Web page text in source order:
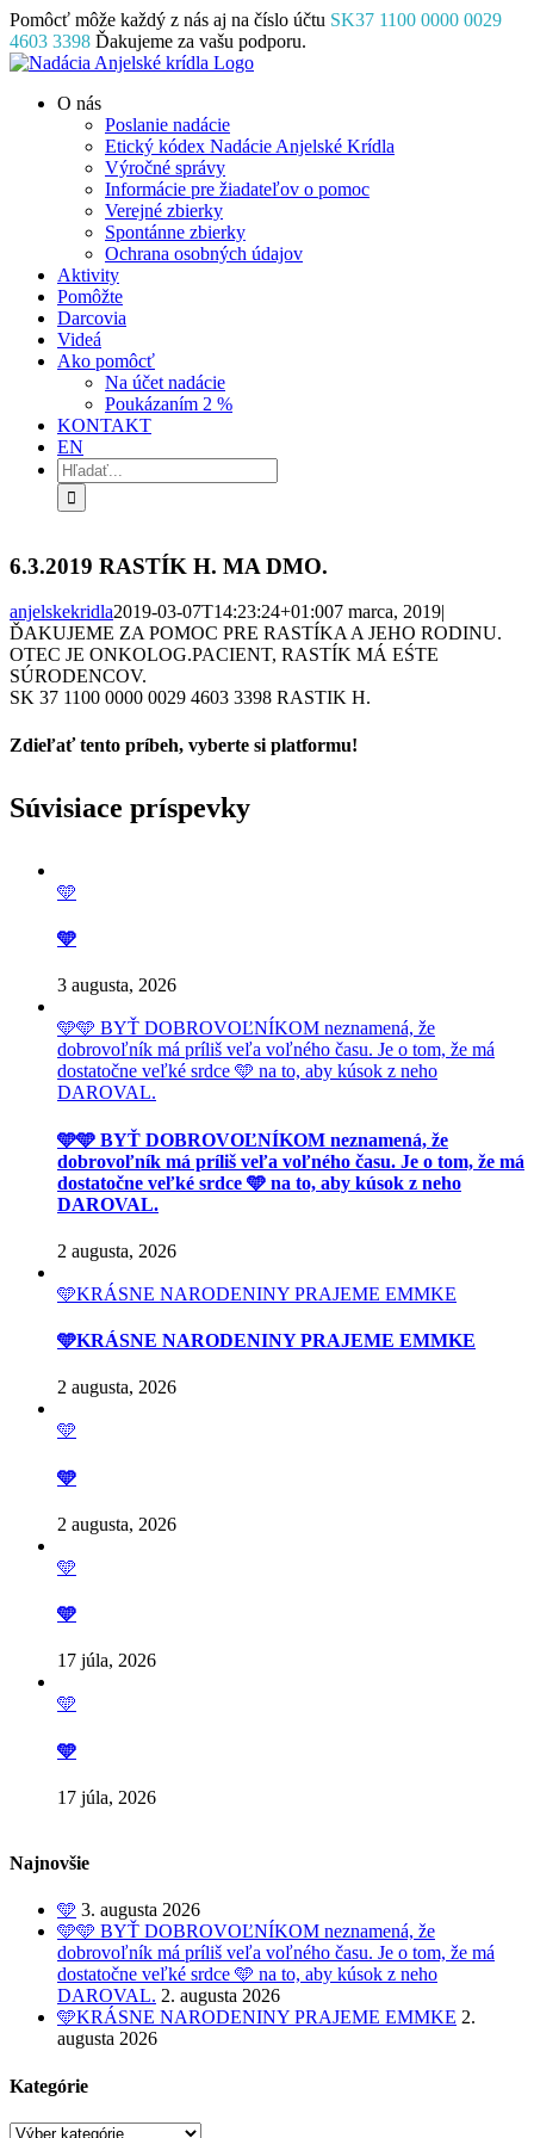
Skip
to
content
Pomôcť môže každý z nás aj na číslo účtu SK37 1100 0000 0029
4603 3398 Ďakujeme za vašu podporu.
Facebook
Instagram
YouTube
O nás
Poslanie nadácie
Etický kódex Nadácie Anjelské Krídla
Výročné správy
Informácie pre žiadateľov o pomoc
Verejné zbierky
Spontánne zbierky
Ochrana osobných údajov
Aktivity
Pomôžte
Darcovia
Videá
Ako pomôcť
Na účet nadácie
Poukázaním 2 %
KONTAKT
EN
Hľadať:
6.3.2019 RASTÍK H. MA DMO.
anjelskekridla2019-03-07T14:23:24+01:007 marca, 2019|
ĎAKUJEME ZA POMOC PRE RASTÍKA A JEHO RODINU.
OTEC JE ONKOLOG.PACIENT, RASTÍK MÁ EŚTE
SÚRODENCOV.
SK 37 1100 0000 0029 4603 3398 RASTIK H.
Zdieľať tento príbeh, vyberte si platformu!
Súvisiace príspevky
🩵
🩵
3 augusta, 2026
🩵🩵 BYŤ DOBROVOĽNÍKOM neznamená, že
dobrovoľník má príliš veľa voľného času. Je o tom, že má
dostatočne veľké srdce 🩵 na to, aby kúsok z neho
DAROVAL.
🩵🩵 BYŤ DOBROVOĽNÍKOM neznamená, že
dobrovoľník má príliš veľa voľného času. Je o tom, že má
dostatočne veľké srdce 🩵 na to, aby kúsok z neho
DAROVAL.
2 augusta, 2026
🩵KRÁSNE NARODENINY PRAJEME EMMKE
🩵KRÁSNE NARODENINY PRAJEME EMMKE
2 augusta, 2026
🩵
🩵
2 augusta, 2026
🩵
🩵
17 júla, 2026
🩵
🩵
17 júla, 2026
Najnovšie
🩵 3. augusta 2026
🩵🩵 BYŤ DOBROVOĽNÍKOM neznamená, že
dobrovoľník má príliš veľa voľného času. Je o tom, že má
dostatočne veľké srdce 🩵 na to, aby kúsok z neho
DAROVAL. 2. augusta 2026
🩵KRÁSNE NARODENINY PRAJEME EMMKE 2.
augusta 2026
Kategórie
Kategórie